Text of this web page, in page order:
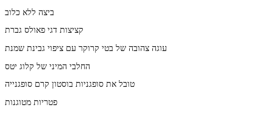
ביצה ללא כלוב
קציצות דגי פאולס גברת
עוגה צהובה של בטי קרוקר עם ציפוי גבינת שמנת
החלבי המיני של קלוג יטס
טובל את סופגניות בוסטון קרם סופגנייה
פטריות מטוגנות